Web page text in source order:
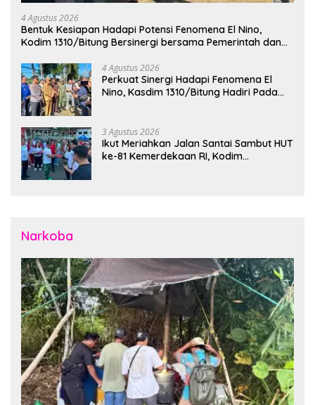
4 Agustus 2026
Bentuk Kesiapan Hadapi Potensi Fenomena El Nino,
Kodim 1310/Bitung Bersinergi bersama Pemerintah dan
Bencana
4 Agustus 2026
Perkuat Sinergi Hadapi Fenomena El
Nino, Kasdim 1310/Bitung Hadiri Pada
3 Agustus 2026
Ikut Meriahkan Jalan Santai Sambut HUT
ke-81 Kemerdekaan RI, Kodim
Narkoba